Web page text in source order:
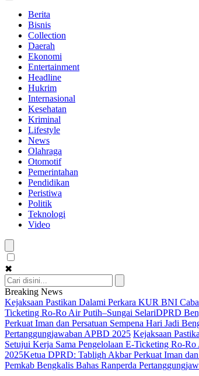
Berita
Bisnis
Collection
Daerah
Ekonomi
Entertainment
Headline
Hukrim
Internasional
Kesehatan
Kriminal
Lifestyle
News
Olahraga
Otomotif
Pemerintahan
Pendidikan
Peristiwa
Politik
Teknologi
Video
✖
Breaking News
Kejaksaan Pastikan Dalami Perkara KUR BNI
Ticketing Ro-Ro Air Putih–Sungai SelariDPRD
Perkuat Iman dan Persatuan Sempena Hari Jadi
Pertanggungjawaban APBD 2025 Kejaksaan
Setujui Kerja Sama Pengelolaan E-Ticketing Ro-
2025Ketua DPRD: Tabligh Akbar Perkuat Iman
Pemkab Bengkalis Bahas Ranperda